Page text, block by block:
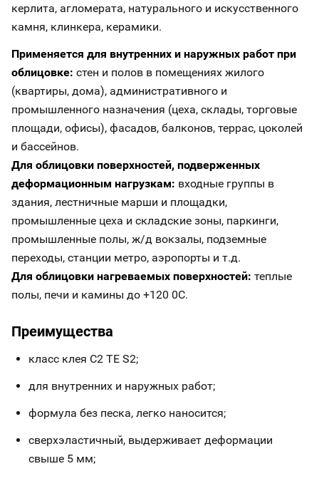
керлита, агломерата, натурального и искусственного
камня, клинкера, керамики.
Применяется для внутренних и наружных работ при
облицовке: стен и полов в помещениях жилого
(квартиры, дома), административного и
промышленного назначения (цеха, склады, торговые
площади, офисы), фасадов, балконов, террас, цоколей
и бассейнов.
Для облицовки поверхностей, подверженных
деформационным нагрузкам: входные группы в
здания, лестничные марши и площадки,
промышленные цеха и складские зоны, паркинги,
промышленные полы, ж/д вокзалы, подземные
переходы, станции метро, аэропорты и т.д.
Для облицовки нагреваемых поверхностей: теплые
полы, печи и камины до +120 0C.
Преимущества
класс клея С2 ТЕ S2;
для внутренних и наружных работ;
формула без песка, легко наносится;
сверхэластичный, выдерживает деформации
свыше 5 мм;